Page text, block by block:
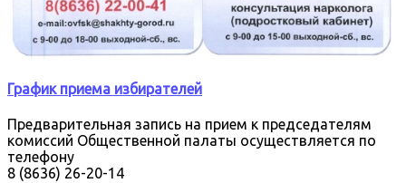
График приема избирателей
Предварительная запись на прием к председателям
комиссий Общественной палаты осуществляется по
телефону
8 (8636) 26-20-14